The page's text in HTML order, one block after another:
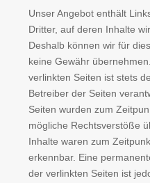
Unser Angebot enthält
Dritter, auf deren Inhalte
Deshalb können wir für
keine Gewähr
verlinkten Seiten ist stets
Betreiber der Seiten
Seiten wurden zum
mögliche Rechtsverstöße
Inhalte waren zum
erkennbar. Eine
der verlinkten Seiten ist